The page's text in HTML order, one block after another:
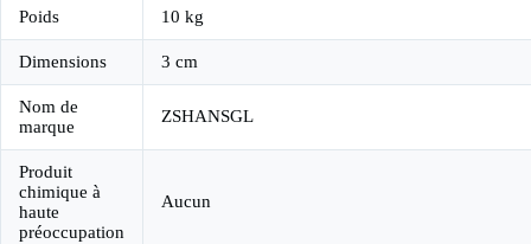
Poids 10 kg
Dimensions 3 cm
Nom de
marque
ZSHANSGL
Produit
chimique à
haute
préoccupation
Aucun